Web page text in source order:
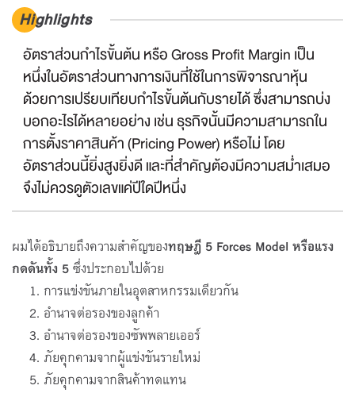
Highlights
อัตราส่วนกำไรขั้นต้น หรือ Gross Profit Margin เป็น
หนึ่งในอัตราส่วนทางการเงินที่ใช้ในการพิจารณาหุ้น
ด้วยการเปรียบเทียบกำไรขั้นต้นกับรายได้ ซึ่งสามารถบ่ง
บอกอะไรได้หลายอย่าง เช่น ธุรกิจนั้นมีความสามารถใน
การตั้งราคาสินค้า (Pricing Power) หรือไม่ โดย
อัตราส่วนนี้ยิ่งสูงยิ่งดี และที่สำคัญต้องมีความสม่ำเสมอ
จึงไม่ควรดูตัวเลขแค่ปีใดปีหนึ่ง
ผมได้อธิบายถึงความสำคัญของทฤษฎี 5 Forces Model หรือแรง
กดดันทั้ง 5ซึ่งประกอบไปด้วย
การแข่งขันภายในอุตสาหกรรมเดียวกัน
อำนาจต่อรองของลูกค้า
อำนาจต่อรองของซัพพลายเออร์
ภัยคุกคามจากผู้แข่งขันรายใหม่
ภัยคุกคามจากสินค้าทดแทน